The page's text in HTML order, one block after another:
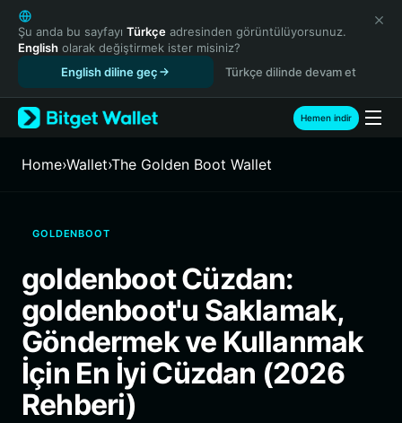
English
日本語
Tiếng Việt
Español (Latinoamérica)
Türkçe
Français
繁體中文
Bahasa Indonesia
ภาษาไทย
हिन्दी
Español
Português (Brasil)
Español (Argentina)
Şu anda bu sayfayı Türkçe adresinden görüntülüyorsunuz.
English olarak değiştirmek ister misiniz?
English diline geç
Türkçe dilinde devam et
Hemen indir
Home›Wallet›The Golden Boot Wallet
GOLDENBOOT
goldenboot Cüzdan:
goldenboot'u Saklamak,
Göndermek ve Kullanmak
İçin En İyi Cüzdan (2026
Rehberi)